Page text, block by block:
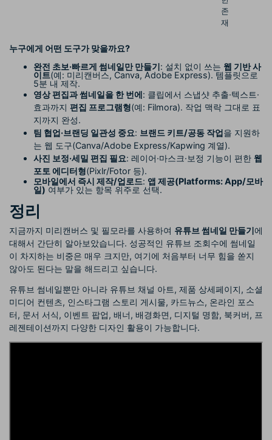
존
재
누구에게 어떤 도구가 맞을까요?
완전 초보·빠르게 썸네일만 만들기: 설치 없이 쓰는 웹 기반 사
이트(예: 미리캔버스, Canva, Adobe Express). 템플릿으로
5분 내 제작.
영상 편집과 썸네일을 한 번에: 클립에서 스냅샷 추출·텍스트·
효과까지 편집 프로그램형(예: Filmora). 작업 맥락 그대로 표
지까지 완성.
팀 협업·브랜딩 일관성 중요: 브랜드 키트/공동 작업을 지원하
는 웹 도구(Canva/Adobe Express/Kapwing 계열).
사진 보정·세밀 편집 필요: 레이어·마스크·보정 기능이 편한 웹
포토 에디터형(Pixlr/Fotor 등).
모바일에서 즉시 제작/업로드: 앱 제공(Platforms: App/모바
일) 여부가 있는 항목 위주로 선택.
정리
지금까지 미리캔버스 및 필모라를 사용하여 유튜브 썸네일 만들기에
대해서 간단히 알아보았습니다. 성공적인 유튜브 조회수에 썸네일
이 차지하는 비중은 매우 크지만, 여기에 처음부터 너무 힘을 쏟지
않아도 된다는 말을 해드리고 싶습니다.
유튜브 썸네일뿐만 아니라 유튜브 채널 아트, 제품 상세페이지, 소셜
미디어 컨텐츠, 인스타그램 스토리 게시물, 카드뉴스, 온라인 포스
터, 문서 서식, 이벤트 팝업, 배너, 배경화면, 디지털 명함, 북커버, 프
레젠테이션까지 다양한 디자인 활용이 가능합니다.